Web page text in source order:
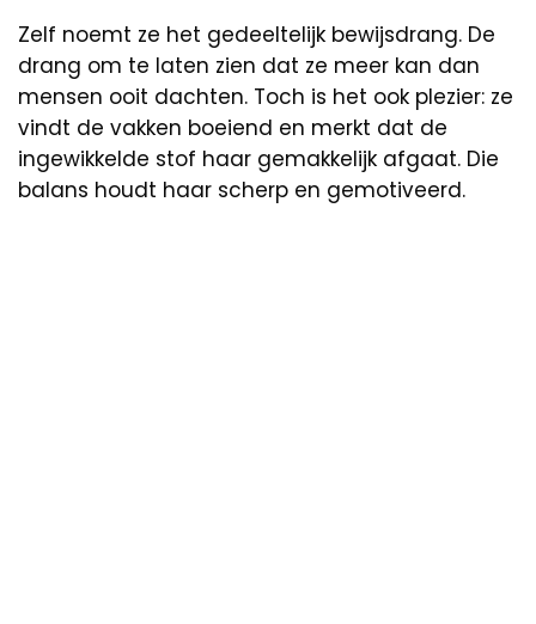
Zelf noemt ze het gedeeltelijk bewijsdrang. De
drang om te laten zien dat ze meer kan dan
mensen ooit dachten. Toch is het ook plezier: ze
vindt de vakken boeiend en merkt dat de
ingewikkelde stof haar gemakkelijk afgaat. Die
balans houdt haar scherp en gemotiveerd.